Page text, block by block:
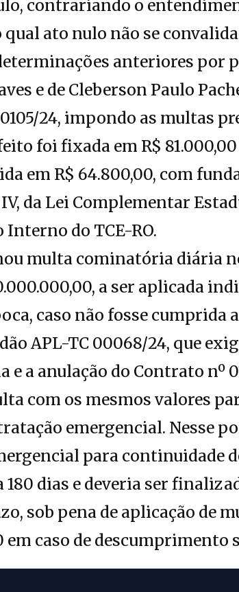
contrariando o
ato nulo não se
anteriores por
e de Cleberson Paulo
24, impondo as multas
foi fixada em R$ 81.000,00
em R$ 64.800,00, com
da Lei Complementar
Interno do TCE-RO.
multa cominatória diária
a ser aplicada
caso não fosse cumprida
APL-TC 00068/24, que
a anulação do Contrato nº
com os mesmos valores
emergencial. Nesse
para continuidade
dias e deveria ser
sob pena de aplicação de
em caso de